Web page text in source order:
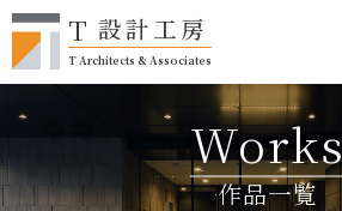
T設計工房
T Architects & Associates
Works
作品一覧